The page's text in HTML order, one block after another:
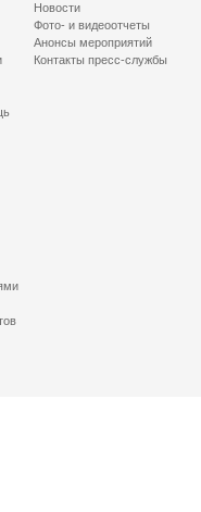
Новости
Фото- и видеоотчеты
Анонсы мероприятий
Контакты пресс-службы